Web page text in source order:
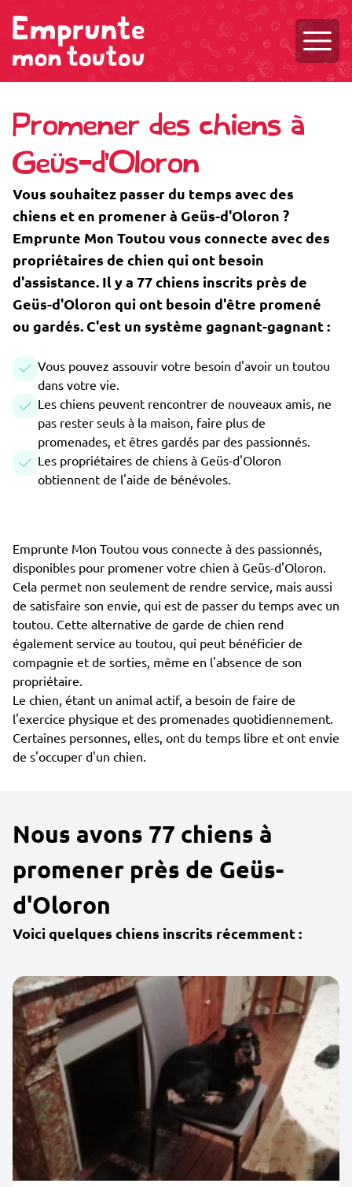
Promener des chiens à
Geüs-d'Oloron
Vous souhaitez passer du temps avec des
chiens et en promener à Geüs-d'Oloron ?
Emprunte Mon Toutou vous connecte avec des
propriétaires de chien qui ont besoin
d'assistance. Il y a 77 chiens inscrits près de
Geüs-d'Oloron qui ont besoin d'être promené
ou gardés. C'est un système gagnant-gagnant :
Vous pouvez assouvir votre besoin d'avoir un toutou
dans votre vie.
Les chiens peuvent rencontrer de nouveaux amis, ne
pas rester seuls à la maison, faire plus de
promenades, et êtres gardés par des passionnés.
Les propriétaires de chiens à Geüs-d'Oloron
obtiennent de l'aide de bénévoles.
Emprunte Mon Toutou vous connecte à des passionnés,
disponibles pour promener votre chien à Geüs-d'Oloron.
Cela permet non seulement de rendre service, mais aussi
de satisfaire son envie, qui est de passer du temps avec un
toutou. Cette alternative de garde de chien rend
également service au toutou, qui peut bénéficier de
compagnie et de sorties, même en l'absence de son
propriétaire.
Le chien, étant un animal actif, a besoin de faire de
l'exercice physique et des promenades quotidiennement.
Certaines personnes, elles, ont du temps libre et ont envie
de s'occuper d'un chien.
Nous avons 77 chiens à
promener près de Geüs-
d'Oloron
Voici quelques chiens inscrits récemment :